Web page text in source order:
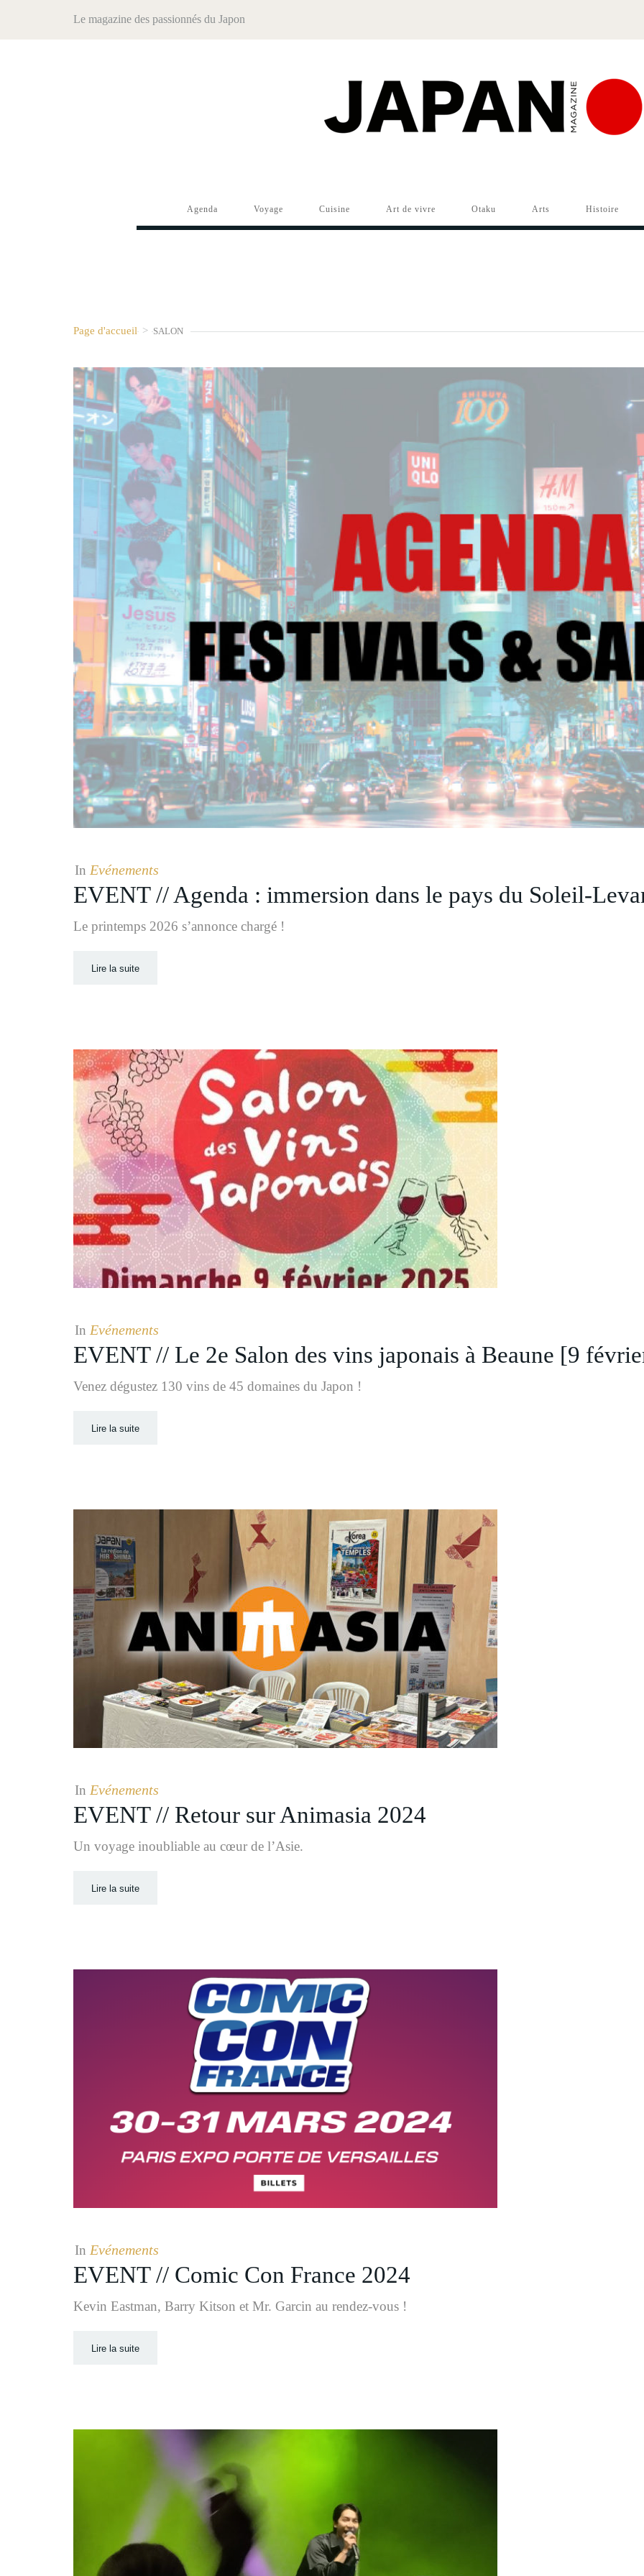
Le magazine des passionnés du Japon
Agenda Voyage Cuisine Art de vivre Otaku Arts Histoire
Page d'accueil > SALON
In Evénements
EVENT // Agenda : immersion dans le pays du Soleil-
Le printemps 2026 s’annonce chargé !
Lire la suite
In Evénements
EVENT // Le 2e Salon des vins japonais à Beaune [9
Venez dégustez 130 vins de 45 domaines du Japon !
Lire la suite
In Evénements
EVENT // Retour sur Animasia 2024
Un voyage inoubliable au cœur de l’Asie.
Lire la suite
In Evénements
EVENT // Comic Con France 2024
Kevin Eastman, Barry Kitson et Mr. Garcin au rendez-vous !
Lire la suite